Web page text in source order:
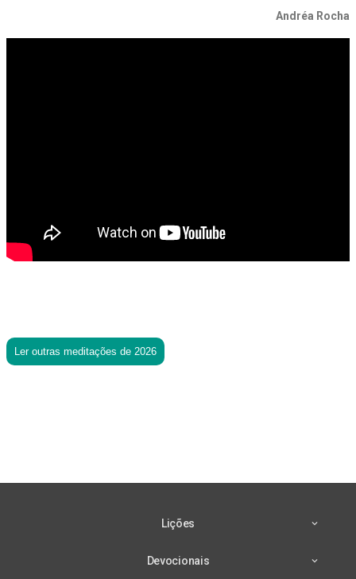
Andréa Rocha
Ler outras meditações de 2026
Lições
Devocionais